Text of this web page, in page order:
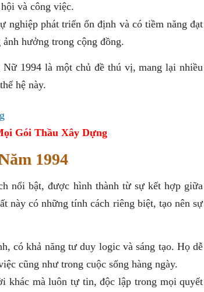
và công việc.
nghiệp phát triển ổn định và có tiềm năng đạt
hưởng trong cộng đồng.
1994 là một chủ đề thú vị, mang lại nhiều
hệ này.
Gói Thầu Xây Dựng
1994
nổi bật, được hình thành từ sự kết hợp giữa
này có những tính cách riêng biệt, tạo nên sự
có khả năng tư duy logic và sáng tạo. Họ dễ
cũng như trong cuộc sống hàng ngày.
khác mà luôn tự tin, độc lập trong mọi quyết